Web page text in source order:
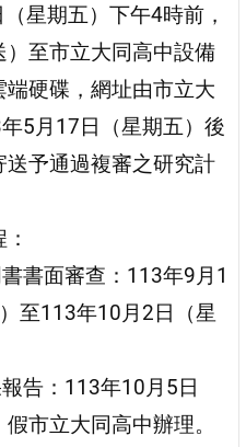
星期五）下午4時前，
）至市立大同高中設備
端硬碟，網址由市立大
5月17日（星期五）後
送予通過複審之研究計
書面審查：113年9月1
至113年10月2日（星
告：113年10月5日
假市立大同高中辦理。